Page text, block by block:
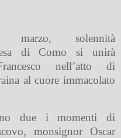
solennità
di Como si unirà
nell’atto di
al cuore immacolato
due i momenti di
monsignor Oscar